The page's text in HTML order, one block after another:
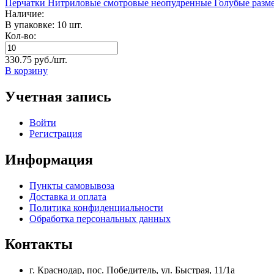
Перчатки Нитриловые смотровые неопудренные Голубые
Наличие:
В упаковке: 10 шт.
Кол-во:
330.75 руб./шт.
В корзину
Учетная запись
Войти
Регистрация
Информация
Пункты самовывоза
Доставка и оплата
Политика конфиденциальности
Обработка персональных данных
Контакты
г. Краснодар, пос. Победитель, ул. Быстрая, 11/1а